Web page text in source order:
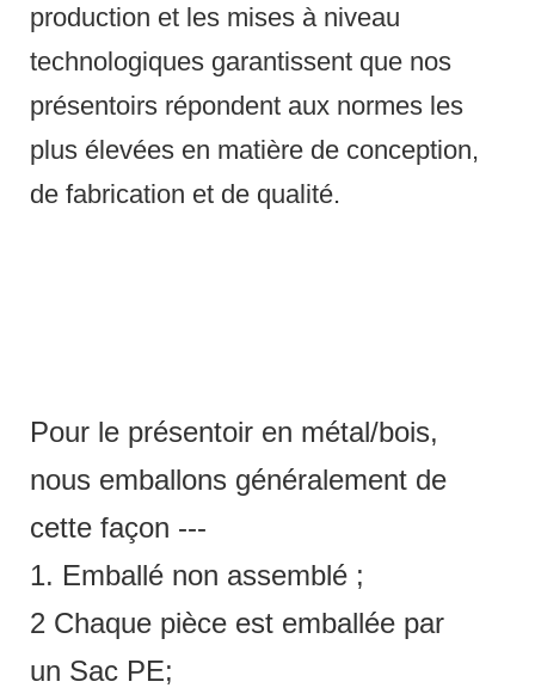
production et les mises à niveau
technologiques garantissent que nos
présentoirs répondent aux normes les
plus élevées en matière de conception,
de fabrication et de qualité.
Pour le présentoir en métal/bois,
nous emballons généralement de
cette façon ---
1. Emballé non assemblé ;
2 Chaque pièce est emballée par
un Sac PE;